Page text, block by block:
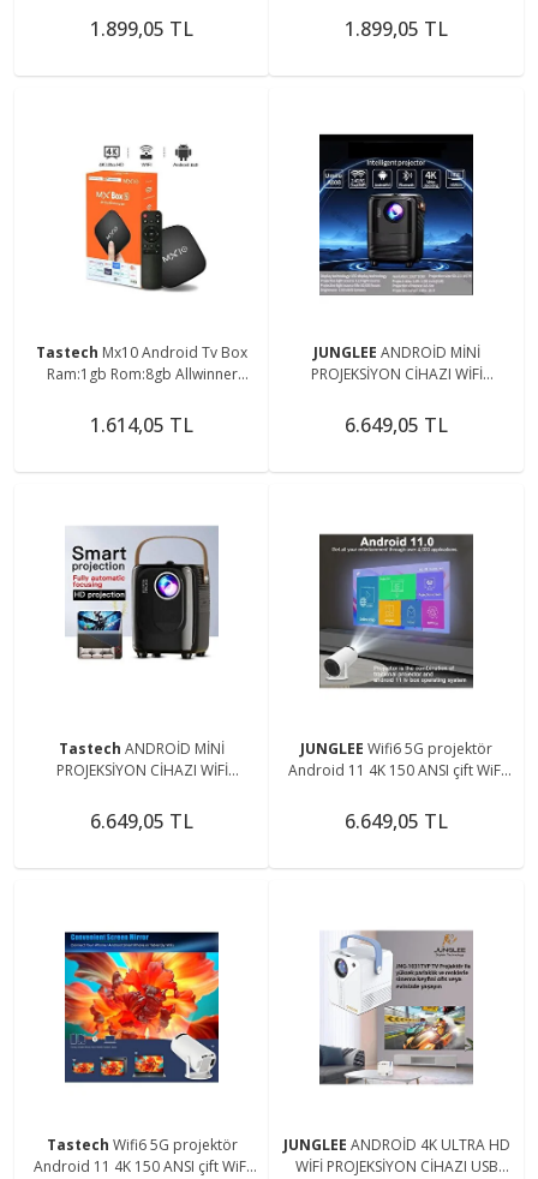
1.899,05 TL 1.899,05 TL
Tastech Mx10 Android Tv Box
Ram:1gb Rom:8gb Allwinner
Media Player
1.614,05 TL
JUNGLEE ANDROİD MİNİ
PROJEKSİYON CİHAZI WİFİ
6.649,05 TL
Tastech ANDROİD MİNİ
PROJEKSİYON CİHAZI WİFİ
SİNEMA YANSITMA CİHAZI
6.649,05 TL
JUNGLEE Wifi6 5G projektör
Android 11 4K 150 ANSI çift WiFi
sinema projeksiyon
6.649,05 TL
Tastech Wifi6 5G projektör
Android 11 4K 150 ANSI çift WiFi
JUNGLEE ANDROİD 4K ULTRA HD
WİFİ PROJEKSİYON CİHAZI USB